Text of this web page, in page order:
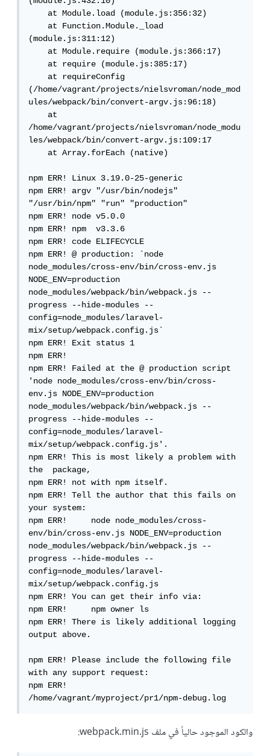
    at Module.load (module.js:356:32)
    at Function.Module._load
(module.js:311:12)
    at Module.require (module.js:366:17)
    at require (module.js:385:17)
    at requireConfig
(/home/vagrant/projects/nielsvroman/node_mod
ules/webpack/bin/convert-argv.js:96:18)
    at
/home/vagrant/projects/nielsvroman/node_modu
les/webpack/bin/convert-argv.js:109:17
    at Array.forEach (native)
npm ERR! Linux 3.19.0-25-generic
npm ERR! argv "/usr/bin/nodejs"
"/usr/bin/npm" "run" "production"
npm ERR! node v5.0.0
npm ERR! npm  v3.3.6
npm ERR! code ELIFECYCLE
npm ERR! @ production: `node
node_modules/cross-env/bin/cross-env.js
NODE_ENV=production
node_modules/webpack/bin/webpack.js --
progress --hide-modules --
config=node_modules/laravel-
mix/setup/webpack.config.js`
npm ERR! Exit status 1
npm ERR!
npm ERR! Failed at the @ production script
'node node_modules/cross-env/bin/cross-
env.js NODE_ENV=production
node_modules/webpack/bin/webpack.js --
progress --hide-modules --
config=node_modules/laravel-
mix/setup/webpack.config.js'.
npm ERR! This is most likely a problem with
the  package,
npm ERR! not with npm itself.
npm ERR! Tell the author that this fails on
your system:
npm ERR!     node node_modules/cross-
env/bin/cross-env.js NODE_ENV=production
node_modules/webpack/bin/webpack.js --
progress --hide-modules --
config=node_modules/laravel-
mix/setup/webpack.config.js
npm ERR! You can get their info via:
npm ERR!     npm owner ls
npm ERR! There is likely additional logging
output above.
npm ERR! Please include the following file
with any support request:
npm ERR!
/home/vagrant/myproject/pr1/npm-debug.log
والكود الموجود حالياً في ملف webpack.min.js: